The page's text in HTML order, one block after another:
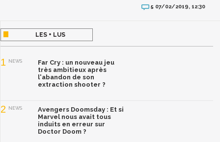
5 07/02/2019, 12:30
LES + LUS
1 NEWS
Far Cry : un nouveau jeu
très ambitieux après
l'abandon de son
extraction shooter ?
2 NEWS
Avengers Doomsday : Et si
Marvel nous avait tous
induits en erreur sur
Doctor Doom ?